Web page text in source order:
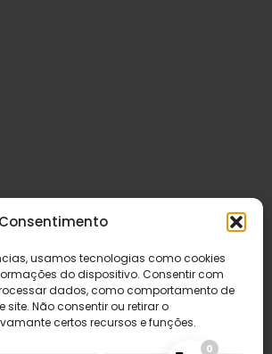
usamos tecnologias como cookies
do dispositivo. Consentir com
dados, como comportamento de
Não consentir ou retirar o
certos recursos e funções.
0